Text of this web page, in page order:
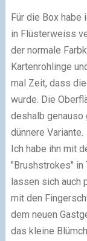
Für die Box habe
in Flüsterweiss
der normale
Kartenrohlinge
mal Zeit, dass
wurde. Die
deshalb
dünnere Variante.
Ich habe ihn mit
"Brushstrokes" in
lassen sich auch
mit den
dem neuen
das kleine